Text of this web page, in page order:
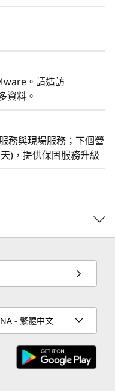
負荷的永續性而設
在效能與永續性
工作負荷的同時
GPU 密集配置和
並實現與 Intel®
的節能平台，以及
液體散熱模組，可
。請造訪
資料。
務與現場服務；下個營
)，提供保固服務升級
24x7 incident response,
a single point of
ensure ongoing
Lenovo provides
in the
ongoing performance
- 繁體中文